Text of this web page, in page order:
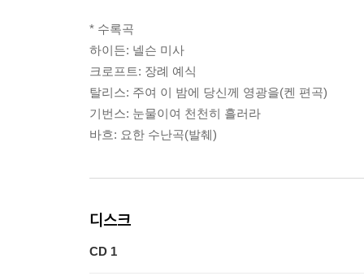
* 수록곡
하이든: 넬슨 미사
크로프트: 장례 예식
탈리스: 주여 이 밤에 당신께 영광을(켄 편곡)
기번스: 눈물이여 천천히 흘러라
바흐: 요한 수난곡(발췌)
디스크
CD 1